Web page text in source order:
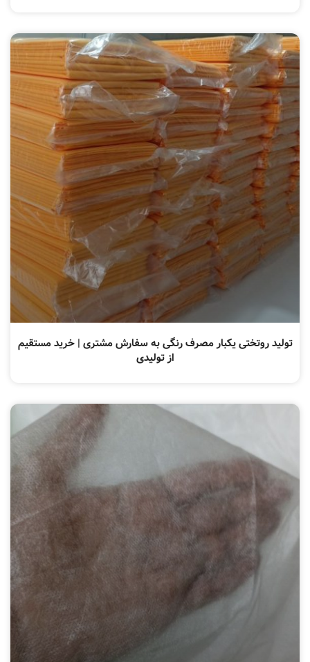
تولید روتختی یکبار مصرف رنگی به سفارش مشتری | خرید مستقیم
از تولیدی